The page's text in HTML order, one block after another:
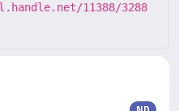
11388/3288